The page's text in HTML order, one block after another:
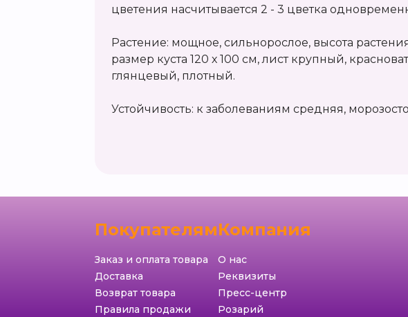
цветения насчитывается 2 - 3 цветка
Растение: мощное, сильнорослое, высота
размер куста 120 х 100 см, лист крупный,
глянцевый, плотный.
Устойчивость: к заболеваниям средняя,
Покупателям
Заказ и оплата товара
Доставка
Возврат товара
Правила продажи
Компания
О нас
Реквизиты
Пресс-центр
Розарий